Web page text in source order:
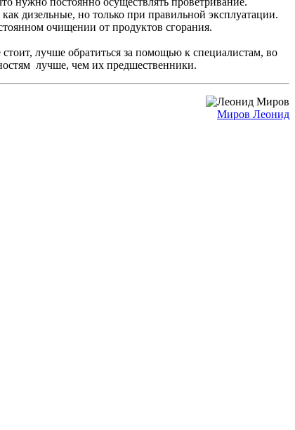
дизельные, но только при правильной эксплуатации.
очищении от продуктов сгорания.
лучше обратиться за помощью к специалистам, во
лучше, чем их предшественники.
Миров Леонид